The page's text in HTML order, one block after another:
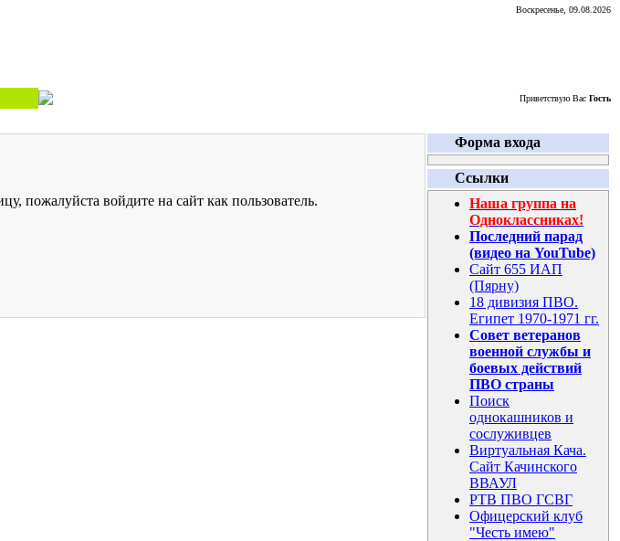
Воскресенье, 09.08.2026
Приветствую Вас Гость
пожалуйста войдите на сайт как пользователь.
Форма входа
Ссылки
Наша группа на
Одноклассниках!
Последний парад
(видео на YouTube)
Сайт 655 ИАП
(Пярну)
18 дивизия ПВО.
Египет 1970-1971 гг.
Совет ветеранов
военной службы и
боевых действий
ПВО страны
Поиск
однокашников и
сослуживцев
Виртуальная Кача.
Сайт Качинского
ВВАУЛ
РТВ ПВО ГСВГ
Офицерский клуб
"Честь имею"